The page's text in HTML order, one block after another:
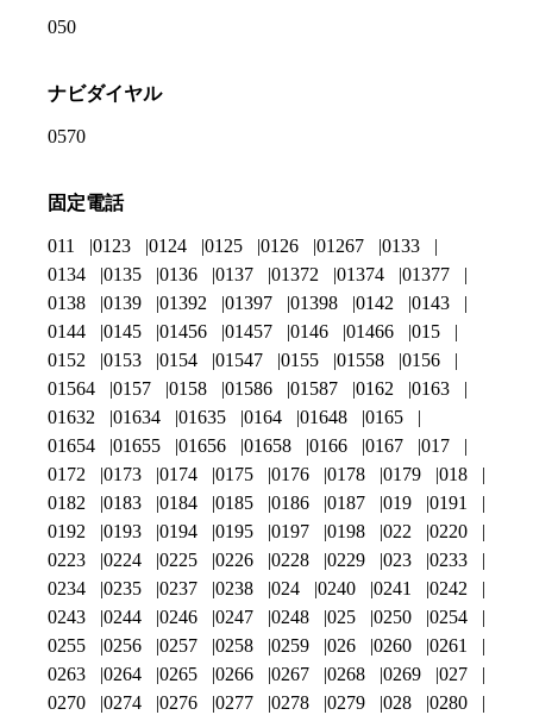
050
ナビダイヤル
0570
固定電話
011 0123 0124 0125 0126 01267
0133
0134
0135 0136 0137 01372 01374
01377
0138
0139 01392 01397 01398 0142
0143
0144
0145 01456 01457 0146 01466
015
0152
0153 0154 01547 0155 01558
0156
01564
0157 0158 01586 01587 0162
0163
01632
01634 01635 0164 01648
0165
01654
01655 01656 01658 0166 0167
017
0172
0173 0174 0175 0176 0178 0179
018
0182
0183 0184 0185 0186 0187 019
0191
0192
0193 0194 0195 0197 0198 022
0220
0223
0224 0225 0226 0228 0229 023
0233
0234
0235 0237 0238 024 0240 0241
0242
0243
0244 0246 0247 0248 025 0250
0254
0255
0256 0257 0258 0259 026 0260
0261
0263
0264 0265 0266 0267 0268 0269
027
0270
0274 0276 0277 0278 0279 028 0280